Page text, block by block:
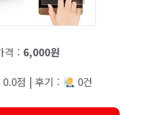
격 : 6,000원
점 | 후기 : 0건